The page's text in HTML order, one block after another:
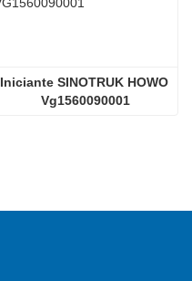
Iniciante SINOTRUK HOWO
Vg1560090001